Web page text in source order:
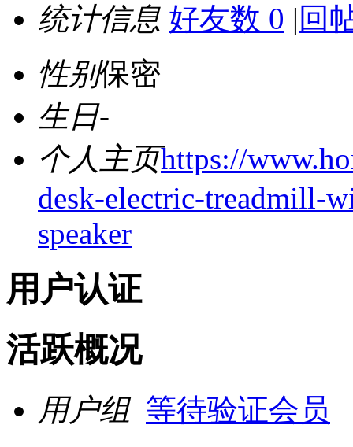
统计信息 好友数 0 | 回
性别保密
生日-
个人主页https://
desk-electric-treadmill-
speaker
用户认证
活跃概况
用户组 等待验证会员